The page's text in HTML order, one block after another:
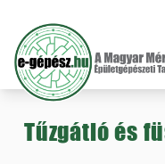
Tűzgátló és